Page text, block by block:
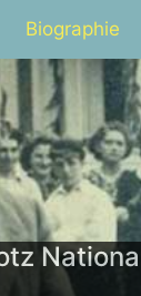
Biographie